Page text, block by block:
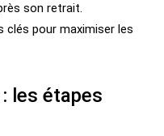
son retrait.
clés pour maximiser les
les étapes